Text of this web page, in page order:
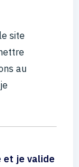
site
au
et je valide